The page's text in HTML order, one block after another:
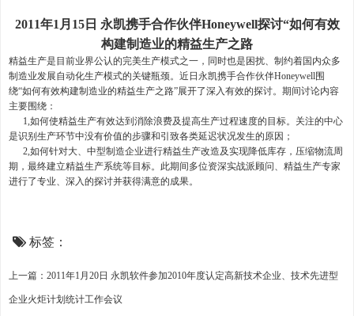
2011年1月15日 永凯携手合作伙伴Honeywell探讨“如何有效
构建制造业的精益生产之路
精益生产是目前业界公认的完美生产模式之一，同时也是困扰、制约着国内众多
制造业发展自动化生产模式的关键瓶颈。近日永凯携手合作伙伴Honeywell围
绕“如何有效构建制造业的精益生产之路”展开了深入有效的探讨。期间讨论内容
主要围绕：
1,如何使精益生产有效达到消除浪费及提高生产过程速度的目标。关注的中心
是识别生产环节中没有价值的步骤和引致各类延迟状况发生的原因；
2,如何针对大、中型制造企业进行精益生产改造及实现降低库存，压缩物流周
期，最终建立精益生产系统等目标。此期间多位资深实战派顾问、精益生产专家
进行了专业、深入的探讨并获得满意的成果。
标签：
上一篇：2011年1月20日 永凯软件参加2010年度认定高新技术企业、技术先进型
企业火炬计划统计工作会议